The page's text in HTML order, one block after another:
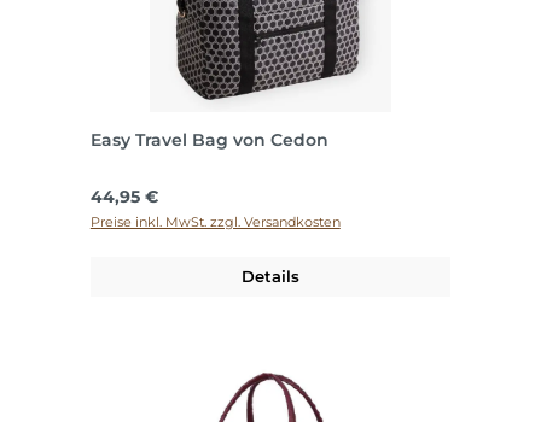
Easy Travel Bag von Cedon
Regulärer Preis:
44,95 €
Preise inkl. MwSt. zzgl. Versandkosten
Details